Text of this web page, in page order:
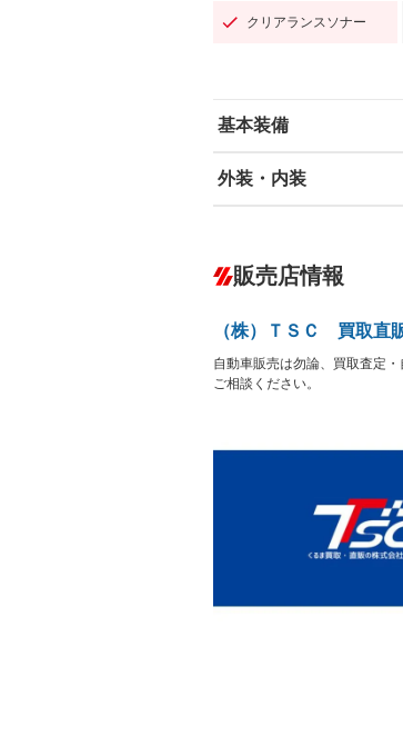
クリアランスソナー
基本装備
エアバッグ：運転席/助手
－ ダウンヒルアシストコン
Bluetooth接続
－ レンタカーアップ
外装・内装
オーディオ：CDまたは
プレイヤー接続可
－
ヘッドライトウォッシャ
ー
LEDヘッドランプ
－ ランフラットタイヤ
シートヒーター
－ ルーフレール
販売店情報
（株）ＴＳＣ 買取直
自動車販売は勿論、買取査定
ご相談ください。